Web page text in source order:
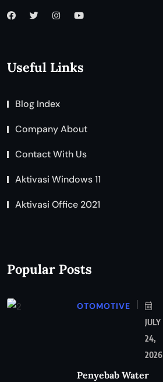
Useful Links
Blog Index
Company About
Contact With Us
Aktivasi Windows 11
Aktivasi Office 2021
Popular Posts
OTOMOTIVE
JULY
24,
2026
Penyebab Water